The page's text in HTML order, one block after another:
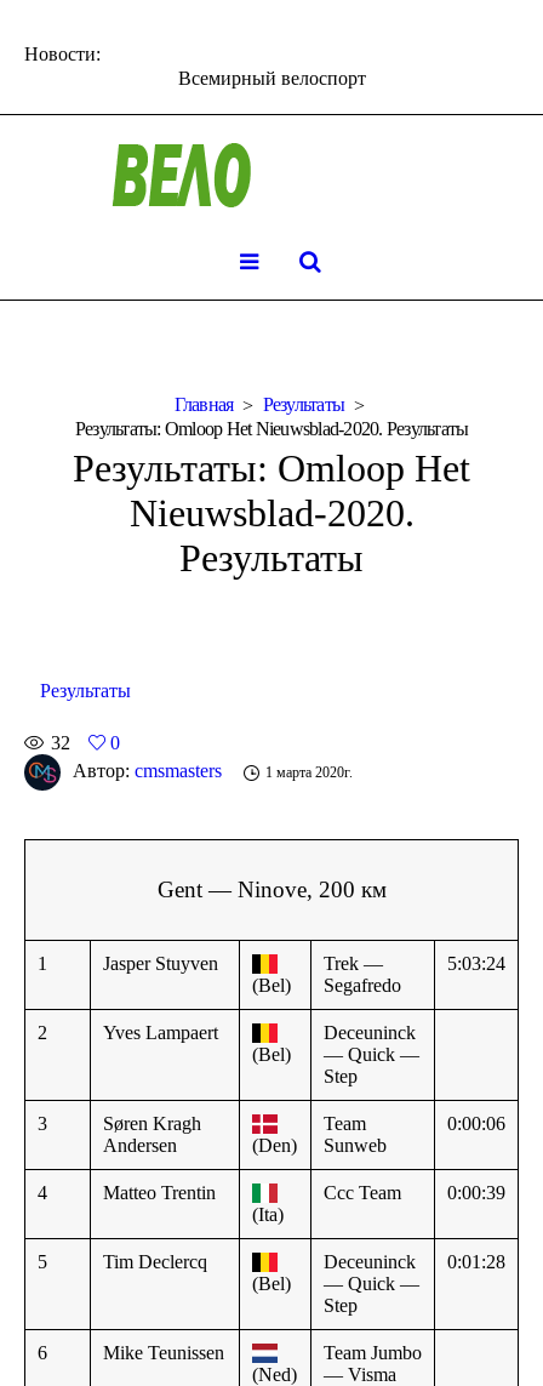
Новости:
Всемирный велоспорт
Главная
Результаты
Результаты: Omloop Het Nieuwsblad-2020. Результаты
Результаты: Omloop Het
Nieuwsblad-2020.
Результаты
Результаты
32
0
Автор: cmsmasters 1 марта 2020г.
Gent — Ninove, 200 км
1
Jasper Stuyven
(Bel)
Trek —
Segafredo
5:03:24
2
Yves Lampaert
(Bel)
Deceuninck
— Quick —
Step
3
Søren Kragh
Andersen
(Den)
Team
Sunweb
0:00:06
4
Matteo Trentin
(Ita)
Ccc Team 0:00:39
5
Tim Declercq
(Bel)
Deceuninck
— Quick —
Step
0:01:28
6
Mike Teunissen
(Ned)
Team Jumbo
— Visma